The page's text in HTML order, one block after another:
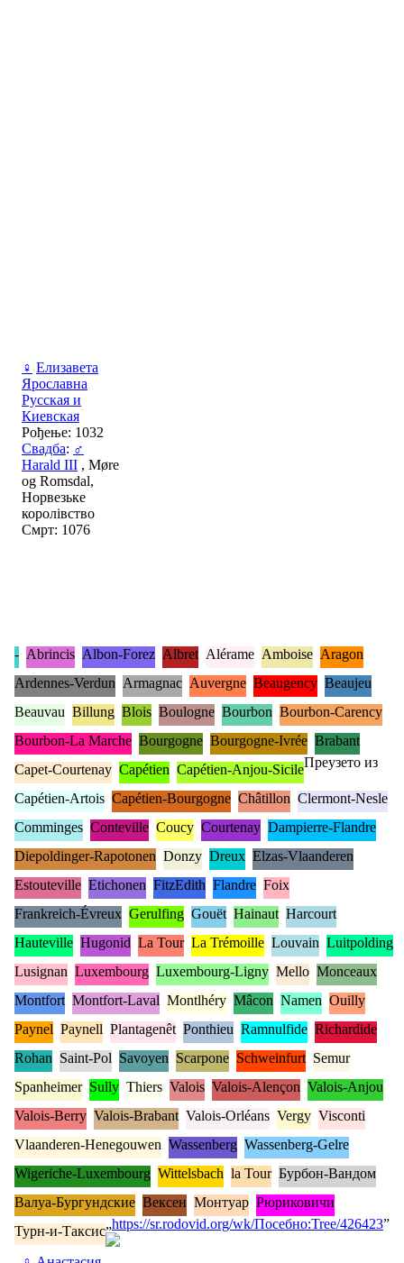
♀ Елизавета
Ярославна
Русская и
Киевская
Рођење: 1032
Свадба: ♂
Harald III , Møre
og Romsdal,
Норвезьке
королівство
Смрт: 1076
- Abrincis Albon-Forez Albret Alérame Amboise Aragon
Ardennes-Verdun Armagnac Auvergne Beaugency Beaujeu
Beauvau Billung Blois Boulogne Bourbon Bourbon-Carency
Bourbon-La Marche Bourgogne Bourgogne-Ivrée Brabant
Capet-Courtenay Capétien Capétien-Anjou-Sicile
Capétien-Artois Capétien-Bourgogne Châtillon Clermont-Nesle
Comminges Conteville Coucy Courtenay Dampierre-Flandre
Diepoldinger-Rapotonen Donzy Dreux Elzas-Vlaanderen
Estouteville Etichonen FitzEdith Flandre Foix
Frankreich-Évreux Gerulfing Gouët Hainaut Harcourt
Hauteville Hugonid La Tour La Trémoille Louvain Luitpolding
Lusignan Luxembourg Luxembourg-Ligny Mello Monceaux
Montfort Montfort-Laval Montlhéry Mâcon Namen Ouilly
Paynel Paynell Plantagenêt Ponthieu Ramnulfide Richardide
Rohan Saint-Pol Savoyen Scarpone Schweinfurt Semur
Spanheimer Sully Thiers Valois Valois-Alençon Valois-Anjou
Valois-Berry Valois-Brabant Valois-Orléans Vergy Visconti
Vlaanderen-Henegouwen Wassenberg Wassenberg-Gelre
Wigeriche-Luxembourg Wittelsbach la Tour Бурбон-Вандом
Валуа-Бургундские Вексен Монтуар Рюриковичи
Турн-и-Таксис
Преузето из
„https://sr.rodovid.org/wk/Посебно:Tree/426423”